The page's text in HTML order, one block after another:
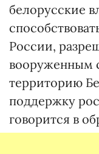
белорусские
России,
вооруженным
территорию
поддержку
говорится в